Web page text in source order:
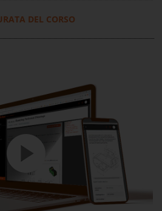
DEL CORSO